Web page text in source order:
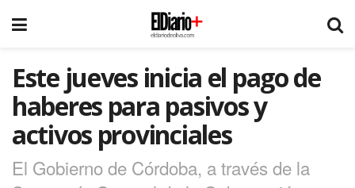
Este jueves inicia el pago de
haberes para pasivos y
activos provinciales
El Gobierno de Córdoba, a través de la